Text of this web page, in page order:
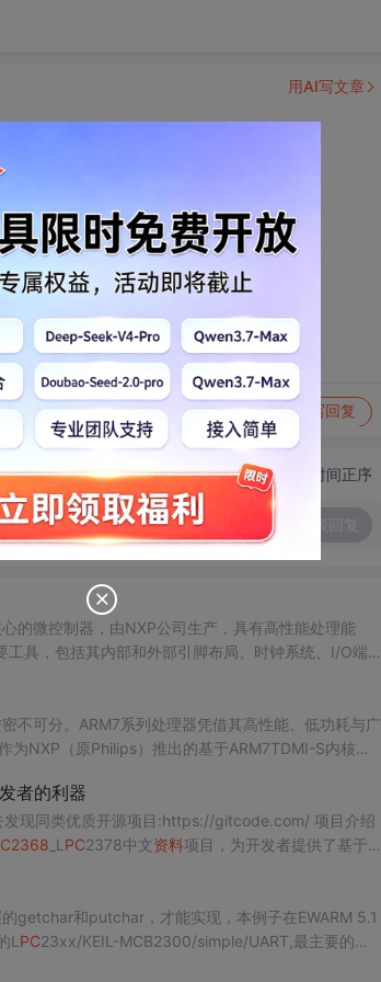
不尽啊 呵呵
举报 写回复
用AI写文章
切换为时间正序
的微控制器，由NXP公司生产，具有高性能处理能
工具，包括其内部和外部引脚布局、时钟系统、I/O端
不可分。ARM7系列处理器凭借其高性能、低功耗与广
为NXP（原Philips）推出的基于ARM7TDMI-S内核的
者的利器
发现同类优质开源项目:https://gitcode.com/ 项目介绍
2368 _L PC2378中文资料项目，为开发者提供了基于A
getchar和putchar，才能实现，本例子在EWARM 5.1
L PC23xx/KEIL-MCB2300/simple/UART,最主要的是